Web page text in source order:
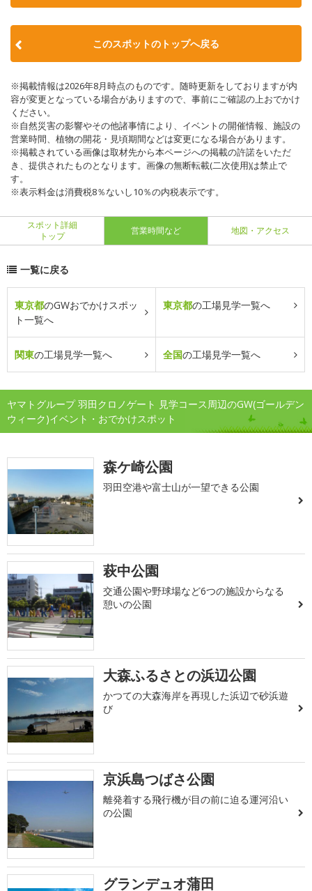
このスポットのトップへ戻る
※掲載情報は2026年8月時点のものです。随時更新をしておりますが内
容が変更となっている場合がありますので、事前にご確認の上おでかけ
ください。
※自然災害の影響やその他諸事情により、イベントの開催情報、施設の
営業時間、植物の開花・見頃期間などは変更になる場合があります。
※掲載されている画像は取材先から本ページへの掲載の許諾をいただ
き、提供されたものとなります。画像の無断転載(二次使用)は禁止で
す。
※表示料金は消費税8％ないし10％の内税表示です。
スポット詳細
トップ
営業時間など 地図・アクセス
一覧に戻る
東京都のGWおでかけスポッ
ト一覧へ
東京都の工場見学一覧へ
関東の工場見学一覧へ 全国の工場見学一覧へ
ヤマトグループ 羽田クロノゲート 見学コース周辺のGW(ゴールデン
ウィーク)イベント・おでかけスポット
森ケ崎公園
羽田空港や富士山が一望できる公園
萩中公園
交通公園や野球場など6つの施設からなる
憩いの公園
大森ふるさとの浜辺公園
かつての大森海岸を再現した浜辺で砂浜遊
び
京浜島つばさ公園
離発着する飛行機が目の前に迫る運河沿い
の公園
グランデュオ蒲田